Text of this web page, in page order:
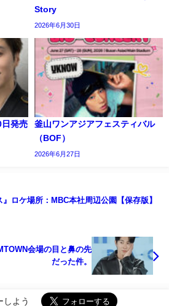
Story
2026年6月30日
発売
釜山ワンアジアフェスティバル
（BOF）
2026年6月27日
』ロケ場所：MBC本社周辺公園【保存版】
会場の目と鼻の先
だった件。
しよう